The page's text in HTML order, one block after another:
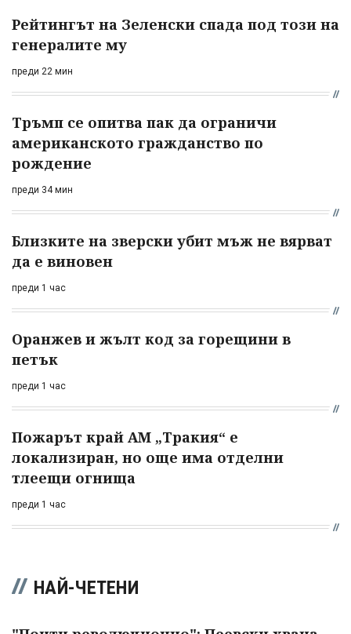
Рейтингът на Зеленски спада под този на
генералите му
преди 22 мин
Тръмп се опитва пак да ограничи
американското гражданство по
рождение
преди 34 мин
Близките на зверски убит мъж не вярват
да е виновен
преди 1 час
Оранжев и жълт код за горещини в
петък
преди 1 час
Пожарът край АМ „Тракия“ е
локализиран, но още има отделни
тлеещи огнища
преди 1 час
НАЙ-ЧЕТЕНИ